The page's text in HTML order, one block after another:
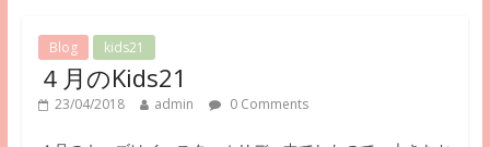
Blog kids21
４月のKids21
23/04/2018 admin 0 Comments